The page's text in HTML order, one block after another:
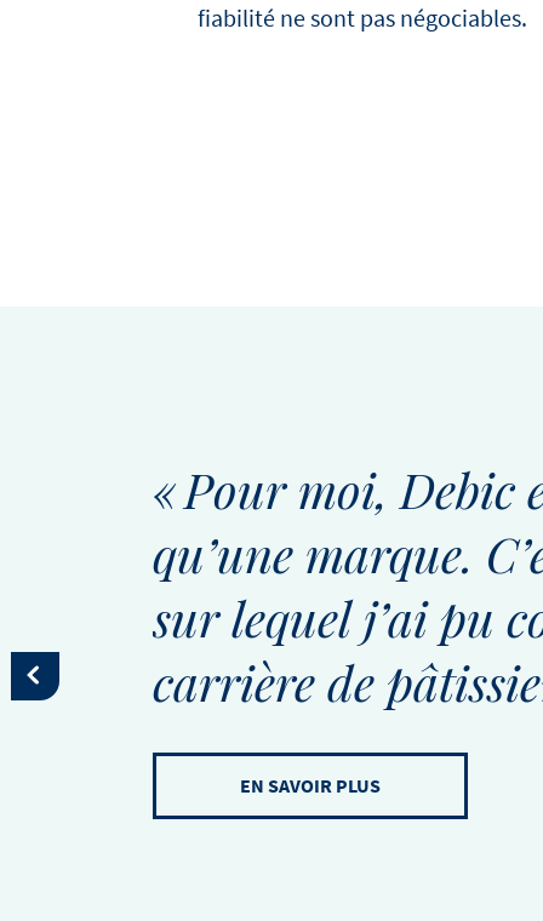
fiabilité ne sont pas négociables.
« Pour moi, Debic
qu’une marque.
sur lequel j’ai pu
carrière de
EN SAVOIR PLUS